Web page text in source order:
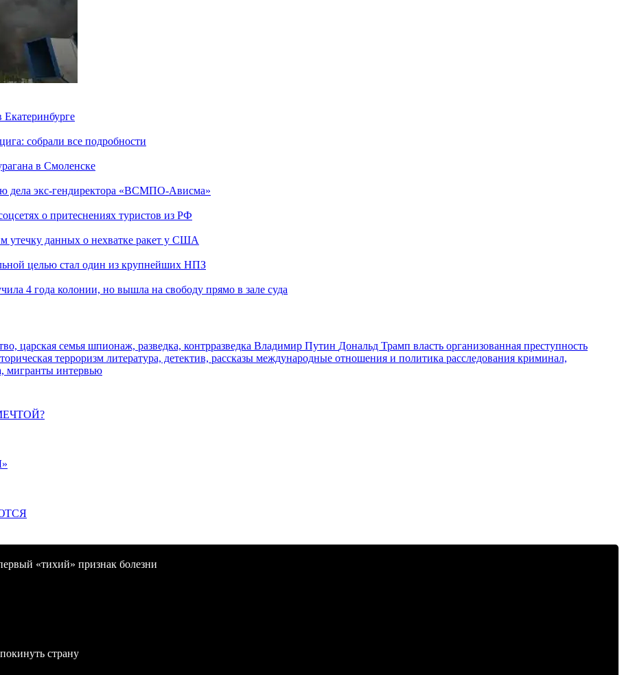
Екатеринбурге
собрали все подробности
в Смоленске
дела экс-гендиректора «ВСМПО-Ависма»
о притеснениях туристов из РФ
утечку данных о нехватке ракет у США
целью стал один из крупнейших НПЗ
4 года колонии, но вышла на свободу прямо в зале суда
царская семья шпионаж, разведка, контрразведка Владимир Путин Дональд Трамп власть организованная преступность
терроризм литература, детектив, рассказы международные отношения и политика расследования криминал,
мигранты интервью
«тихий» признак болезни
страну